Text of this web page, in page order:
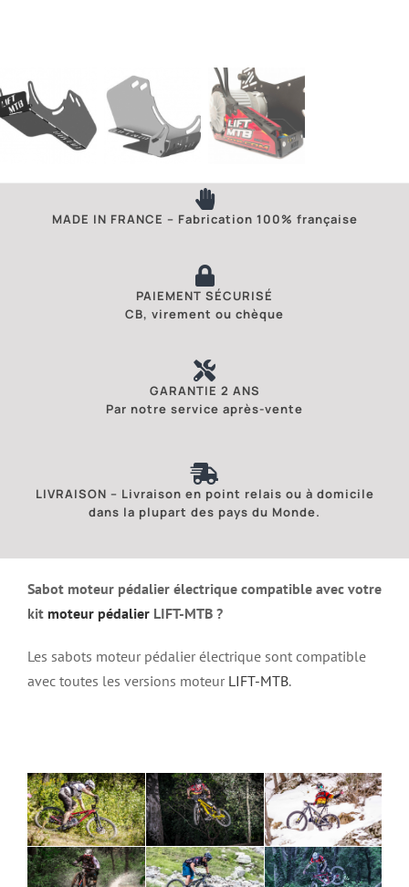
MADE IN FRANCE – Fabrication 100% française
PAIEMENT SÉCURISÉ
CB, virement ou chèque
GARANTIE 2 ANS
Par notre service après-vente
LIVRAISON – Livraison en point relais ou à domicile
dans la plupart des pays du Monde.
Sabot moteur pédalier électrique compatible avec votre
kitmoteur pédalierLIFT-MTB ?
Les sabots moteur pédalier électrique sont compatible
avec toutes les versions moteur LIFT-MTB.